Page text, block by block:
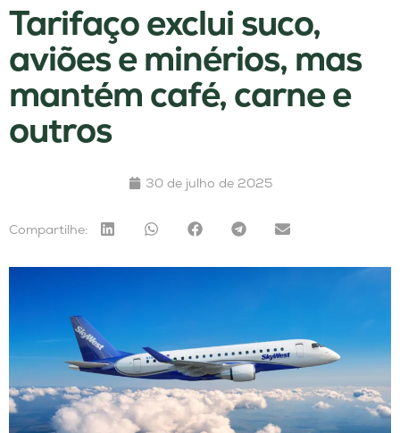
Tarifaço exclui suco,
aviões e minérios, mas
mantém café, carne e
outros
30 de julho de 2025
Compartilhe: